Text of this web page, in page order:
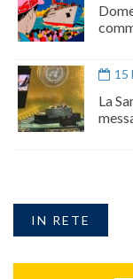
15
La
IN RETE